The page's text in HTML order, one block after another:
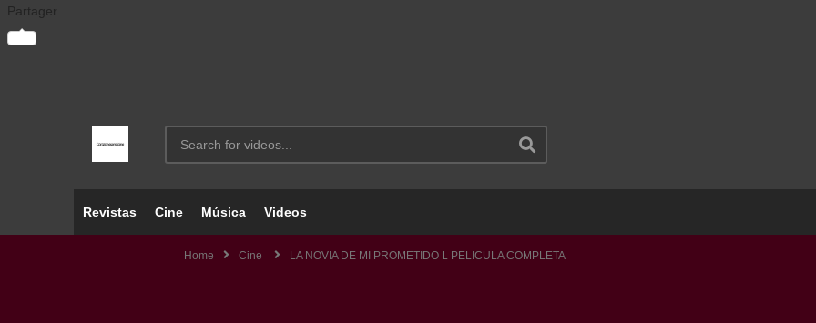
Revistas Cine Música Videos
Home Cine LA NOVIA DE MI PROMETIDO L PELICULA COMPLETA
WhatsApp
Partager